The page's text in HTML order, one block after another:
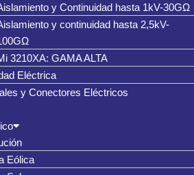
y Continuidad hasta 1kV-30GΩ
y continuidad hasta 2,5kV-
3210XA: GAMA ALTA
Eléctrica
y Conectores Eléctricos
Eólica